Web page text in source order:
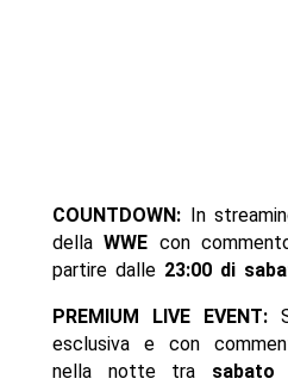
COUNTDOWN:In
dellaWWE con
partire dalle 23:00 di
PREMIUM LIVE EVENT:
esclusiva e con
nella notte tra